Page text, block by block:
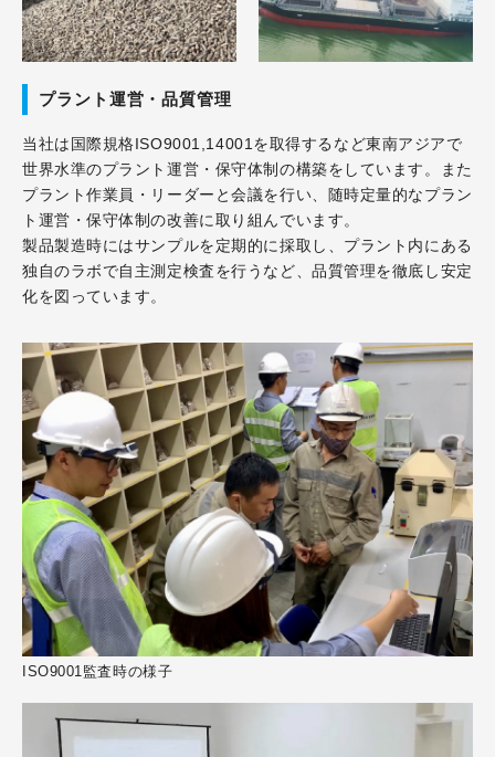
プラント運営・品質管理
当社は国際規格ISO9001,14001を取得するなど東南アジアで
世界水準のプラント運営・保守体制の構築をしています。また
プラント作業員・リーダーと会議を行い、随時定量的なプラン
ト運営・保守体制の改善に取り組んでいます。
製品製造時にはサンプルを定期的に採取し、プラント内にある
独自のラボで自主測定検査を行うなど、品質管理を徹底し安定
化を図っています。
ISO9001監査時の様子